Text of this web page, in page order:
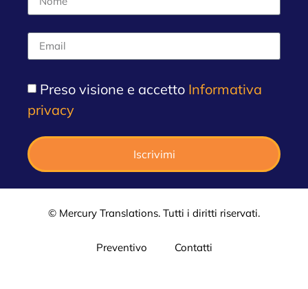
Preso visione e accetto Informativa
privacy
Iscrivimi
© Mercury Translations. Tutti i diritti riservati.
Preventivo Contatti